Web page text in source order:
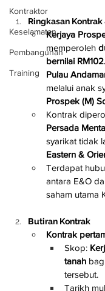
Kontraktor
Keselamatan
Pembangunan
Training
Ringkasan Kontrak
Kerjaya
memperoleh
bernilai
Pulau
melalui anak
Prospek (M)
Kontrak
Persada
syarikat tidak
Eastern &
Terdapat
antara E&O
saham utama
Butiran Kontrak
Kontrak
Skop:
tanah
tersebut.
Tarikh